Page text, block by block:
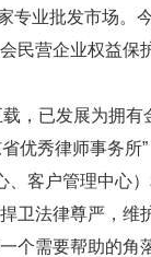
专业批发市场。
民营企业权益保
已发展为拥有
优秀律师事务
客户管理中心
卫法律尊严，维
个需要帮助的角